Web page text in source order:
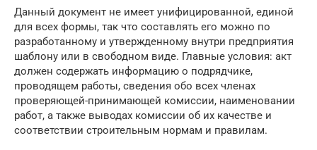
Данный документ не имеет унифицированной, единой
для всех формы, так что составлять его можно по
разработанному и утвержденному внутри предприятия
шаблону или в свободном виде. Главные условия: акт
должен содержать информацию о подрядчике,
проводящем работы, сведения обо всех членах
проверяющей-принимающей комиссии, наименовании
работ, а также выводах комиссии об их качестве и
соответствии строительным нормам и правилам.